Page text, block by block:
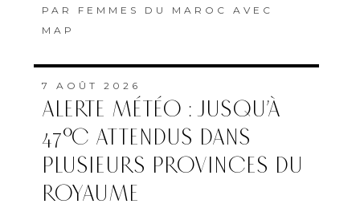
PAR FEMMES DU MAROC AVEC
MAP
7 AOÛT 2026
ALERTE MÉTÉO : JUSQU’À
47°C ATTENDUS DANS
PLUSIEURS PROVINCES DU
ROYAUME